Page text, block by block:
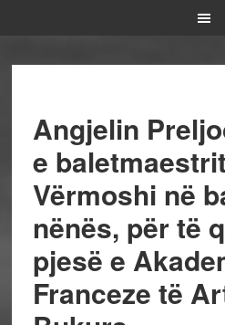
Angjelin
e
Vërmoshi në
nënës, për të
pjesë e
Franceze të